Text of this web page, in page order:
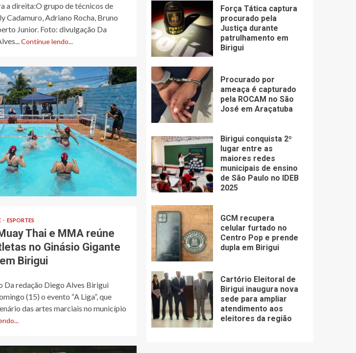
a direita:O grupo de técnicos de
Cadamuro, Adriano Rocha, Bruno
Junior. Foto: divulgação Da
Continue lendo...
ESPORTES
Thai e MMA reúne
no Ginásio Gigante
Birigui
Da redação Diego Alves Birigui
(15) o evento “A Liga”, que
das artes marciais no município
Força Tática captura
procurado pela
Justiça durante
patrulhamento em
Birigui
Procurado por
ameaça é capturado
pela ROCAM no São
José em Araçatuba
Birigui conquista 2º
lugar entre as
maiores redes
municipais de ensino
de São Paulo no IDEB
2025
GCM recupera
celular furtado no
Centro Pop e prende
dupla em Birigui
Cartório Eleitoral de
Birigui inaugura nova
sede para ampliar
atendimento aos
eleitores da região